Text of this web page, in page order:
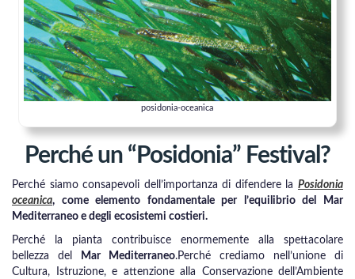
posidonia-oceanica
Perché un “Posidonia” Festival?
Perché siamo consapevoli dell’importanza di difendere la Posidonia
oceanica, come elemento fondamentale per l’equilibrio del Mar
Mediterraneo e degli ecosistemi costieri.
Perché la pianta contribuisce enormemente alla spettacolare
bellezza del
Mar Mediterraneo.Perché crediamo nell’unione di
Cultura, Istruzione, e attenzione alla Conservazione dell’Ambiente